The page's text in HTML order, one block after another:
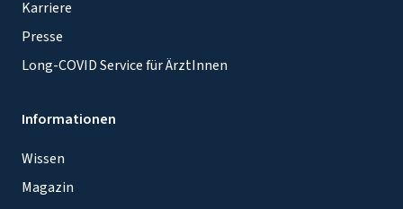
Karriere
Presse
Long-COVID Service für ÄrztInnen
Informationen
Wissen
Magazin